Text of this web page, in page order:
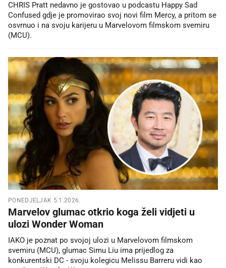
CHRIS Pratt nedavno je gostovao u podcastu Happy Sad
Confused gdje je promovirao svoj novi film Mercy, a pritom se
osvrnuo i na svoju karijeru u Marvelovom filmskom svemiru
(MCU).
PONEDJELJAK 5.1.2026.
Marvelov glumac otkrio koga želi vidjeti u
ulozi Wonder Woman
IAKO je poznat po svojoj ulozi u Marvelovom filmskom
svemiru (MCU), glumac Simu Liu ima prijedlog za
konkurentski DC - svoju kolegicu Melissu Barreru vidi kao